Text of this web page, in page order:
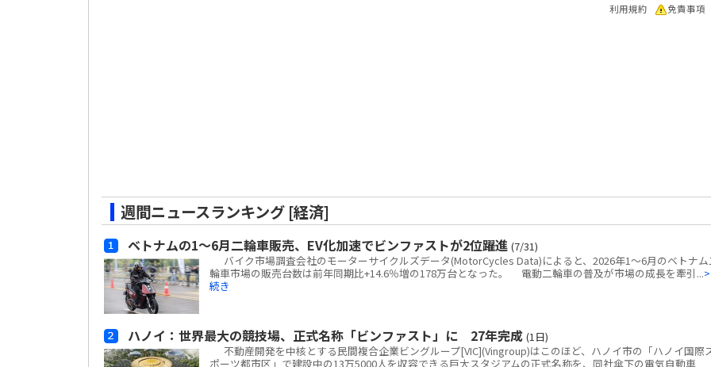
利用規約 免責事項
週間ニュースランキング [経済]
ベトナムの1～6月二輪車販売、EV化加速でビンファストが2位躍進 (7/31)
バイク市場調査会社のモーターサイクルズデータ(MotorCycles Data)によると、2026年1～6月のベトナ
輪車市場の販売台数は前年同期比+14.6％増の178万台となった。 電動二輪車の普及が市場の成長を牽引...
続き
ハノイ：世界最大の競技場、正式名称「ビンファスト」に 27年完成 (1日)
不動産開発を中核とする民間複合企業ビングループ[VIC](Vingroup)はこのほど、ハノイ市の「ハノイ国際
ポーツ都市区」で建設中の13万5000人を収容できる巨大スタジアムの正式名称を、同社傘下の電気自動車